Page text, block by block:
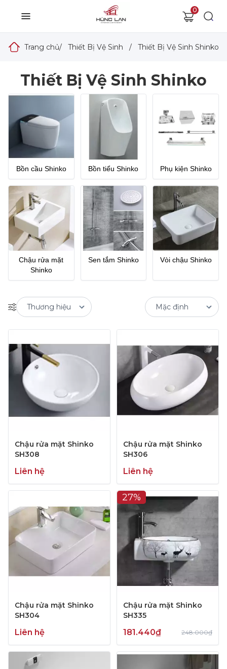
0
Trang chủ/ Thiết Bị Vệ Sinh / Thiết Bị Vệ Sinh Shinko
Thiết Bị Vệ Sinh Shinko
Bồn cầu Shinko Bồn tiểu Shinko Phụ kiện Shinko
Chậu rửa mặt
Shinko
Sen tắm Shinko Vòi chậu Shinko
Chậu rửa mặt Shinko
SH308
Liên hệ
Chậu rửa mặt Shinko
SH306
Liên hệ
Chậu rửa mặt Shinko
SH304
Liên hệ
27%
Chậu rửa mặt Shinko
SH335
181.440₫ 248.000₫